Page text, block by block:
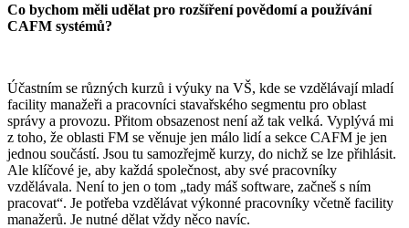
Co bychom měli udělat pro rozšíření povědomí a používání
CAFM systémů?
Účastním se různých kurzů i výuky na VŠ, kde se vzdělávají mladí
facility manažeři a pracovníci stavařského segmentu pro oblast
správy a provozu. Přitom obsazenost není až tak velká. Vyplývá mi
z toho, že oblasti FM se věnuje jen málo lidí a sekce CAFM je jen
jednou součástí. Jsou tu samozřejmě kurzy, do nichž se lze přihlásit.
Ale klíčové je, aby každá společnost, aby své pracovníky
vzdělávala. Není to jen o tom „tady máš software, začneš s ním
pracovat“. Je potřeba vzdělávat výkonné pracovníky včetně facility
manažerů. Je nutné dělat vždy něco navíc.